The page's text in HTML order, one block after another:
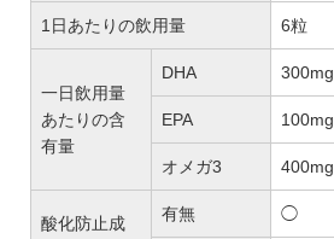
1日あたりの飲用量 6粒
一日飲用量
あたりの含
有量
DHA 300mg
EPA 100mg
オメガ3 400mg
酸化防止成
有無 ◯